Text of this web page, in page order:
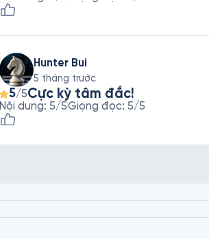
Hunter Bui
5 tháng trước
5/5Cực kỳ tâm đắc!
Nội dung: 5/5Giọng đọc: 5/5